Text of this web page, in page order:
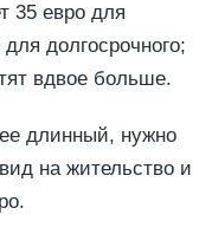
35 евро для
долгосрочного;
вдвое больше.
длинный, нужно
на жительство и